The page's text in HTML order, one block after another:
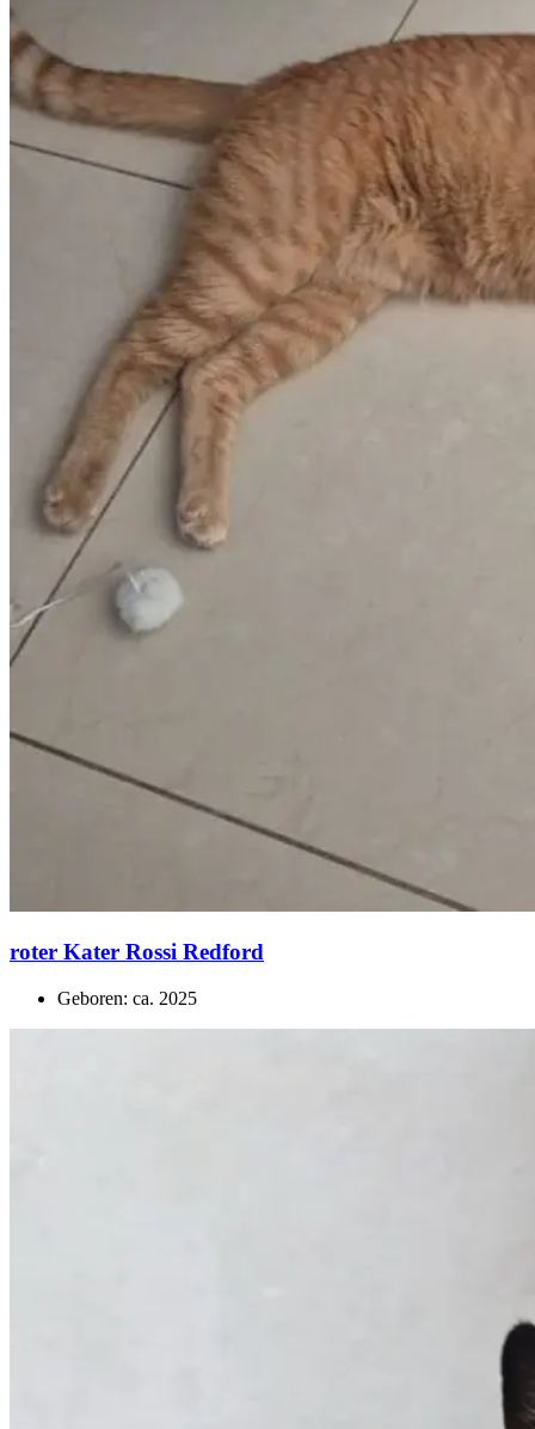
roter Kater Rossi Redford
Geboren: ca. 2025